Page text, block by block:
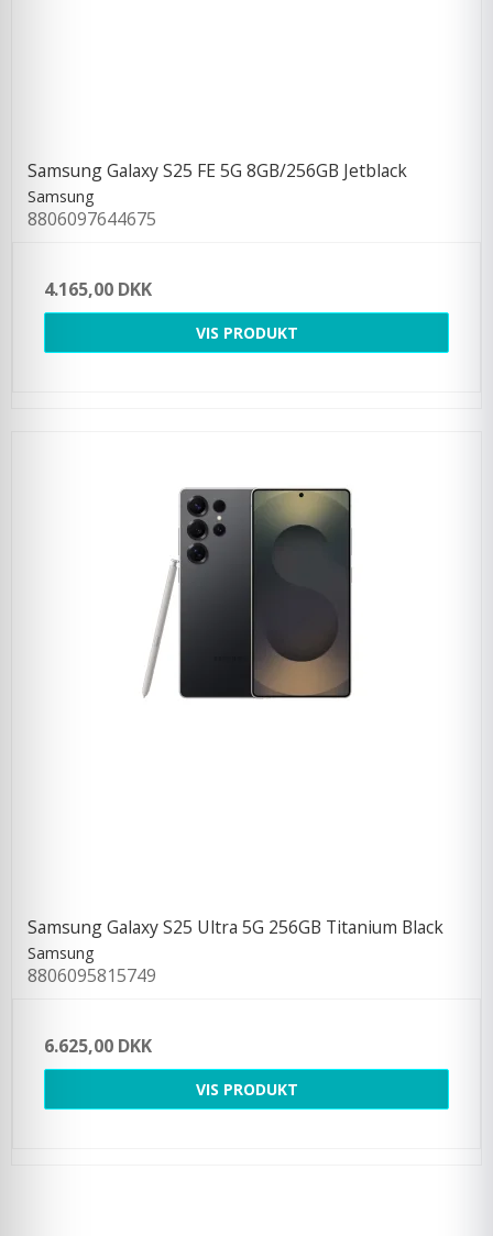
Samsung Galaxy S25 FE 5G 8GB/256GB Jetblack
Samsung
8806097644675
4.165,00 DKK
VIS PRODUKT
Samsung Galaxy S25 Ultra 5G 256GB Titanium Black
Samsung
8806095815749
6.625,00 DKK
VIS PRODUKT